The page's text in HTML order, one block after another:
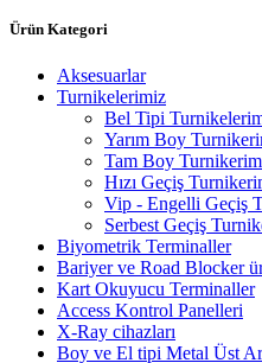
Ürün Kategori
Aksesuarlar
Turnikelerimiz
Bel Tipi
Yarım Boy
Tam Boy
Hızı Geçiş
Vip - Engelli Geçiş
Serbest Geçiş
Biyometrik Terminaller
Bariyer ve Road Blocker
Kart Okuyucu Terminaller
Access Kontrol Panelleri
X-Ray cihazları
Boy ve El tipi Metal Üst